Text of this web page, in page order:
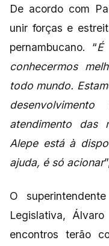
De acordo com
unir forças e
pernambucano. “É
conhecermos
todo mundo.
atendimento das
Alepe está à
ajuda, é só acionar
O
Legislativa,
encontros terão